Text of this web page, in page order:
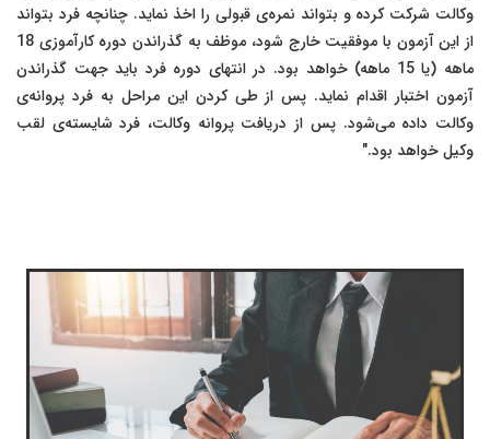
وکالت شرکت کرده و بتواند نمره‌ی قبولی را اخذ نماید. چنانچه فرد بتواند
از این آزمون با موفقیت خارج شود، موظف به گذراندن دوره کارآموزی 18
ماهه (یا 15 ماهه) خواهد بود. در انتهای دوره فرد باید جهت گذراندن
آزمون اختبار اقدام نماید. پس از طی کردن این مراحل به فرد پروانه‌ی
وکالت داده می‌شود. پس از دریافت پروانه وکالت، فرد شایسته‌ی لقب
وکیل خواهد بود."